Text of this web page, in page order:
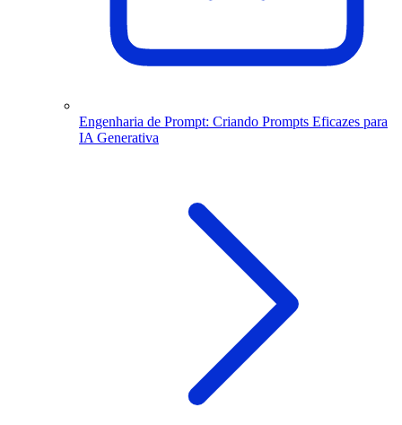
Engenharia de Prompt: Criando Prompts Eficazes para
IA Generativa